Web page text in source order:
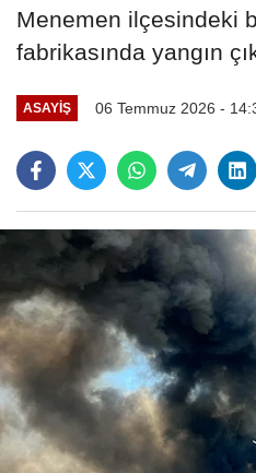
Menemen ilçesindeki
fabrikasında yangın
ASAYIŞ 06 Temmuz 2026 -